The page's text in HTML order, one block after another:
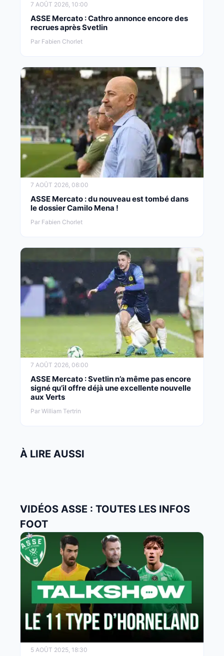
7 AOÛT 2026, 10:00
ASSE Mercato : Cathro annonce encore des
recrues après Svetlin
Par Fabien Chorlet
7 AOÛT 2026, 08:00
ASSE Mercato : du nouveau est tombé dans
le dossier Camilo Mena !
Par Fabien Chorlet
7 AOÛT 2026, 06:00
ASSE Mercato : Svetlin n’a même pas encore
signé qu’il offre déjà une excellente nouvelle
aux Verts
Par William Tertrin
À LIRE AUSSI
VIDÉOS ASSE : TOUTES LES INFOS
FOOT
5 AOÛT 2025, 18:30